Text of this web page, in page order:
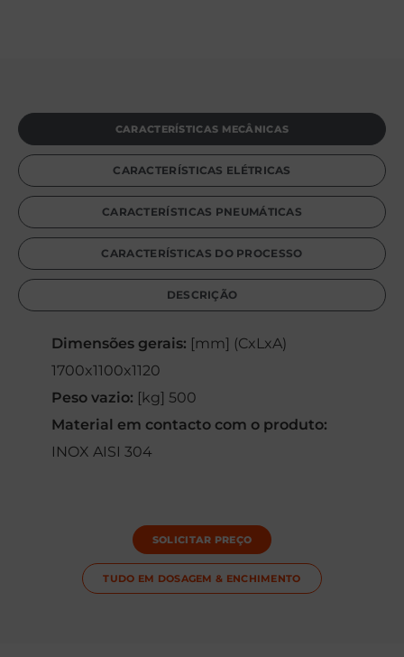
CARACTERÍSTICAS MECÂNICAS
CARACTERÍSTICAS ELÉTRICAS
CARACTERÍSTICAS PNEUMÁTICAS
CARACTERÍSTICAS DO PROCESSO
DESCRIÇÃO
Dimensões gerais: [mm] (CxLxA)
1700x1100x1120
Peso vazio: [kg] 500
Material em contacto com o produto:
INOX AISI 304
SOLICITAR PREÇO
TUDO EM DOSAGEM & ENCHIMENTO